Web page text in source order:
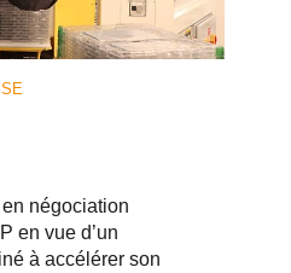
négociation
en vue d’un
à accélérer son